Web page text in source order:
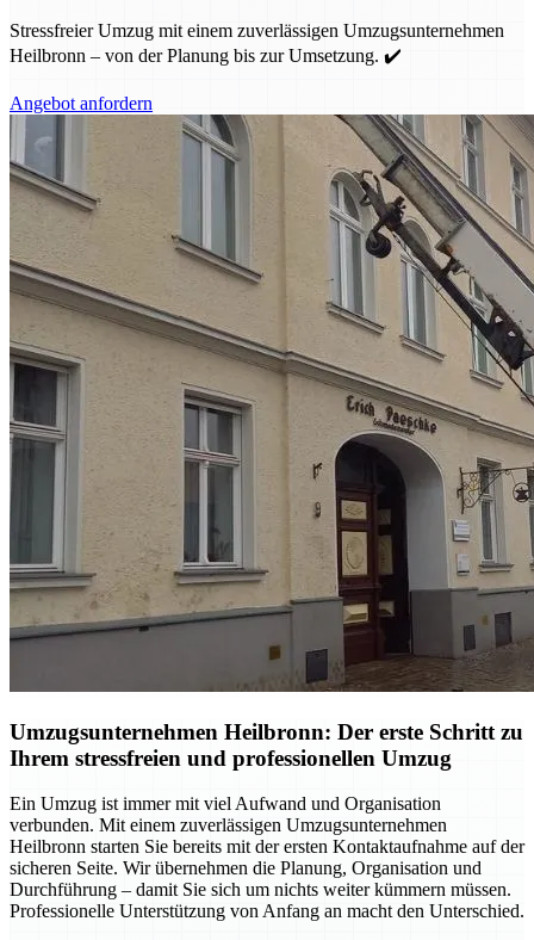
Stressfreier Umzug mit einem zuverlässigen Umzugsunternehmen
Heilbronn – von der Planung bis zur Umsetzung. ✔️
Angebot anfordern
Umzugsunternehmen Heilbronn: Der erste Schritt zu
Ihrem stressfreien und professionellen Umzug
Ein Umzug ist immer mit viel Aufwand und Organisation
verbunden. Mit einem zuverlässigen Umzugsunternehmen
Heilbronn starten Sie bereits mit der ersten Kontaktaufnahme auf der
sicheren Seite. Wir übernehmen die Planung, Organisation und
Durchführung – damit Sie sich um nichts weiter kümmern müssen.
Professionelle Unterstützung von Anfang an macht den Unterschied.